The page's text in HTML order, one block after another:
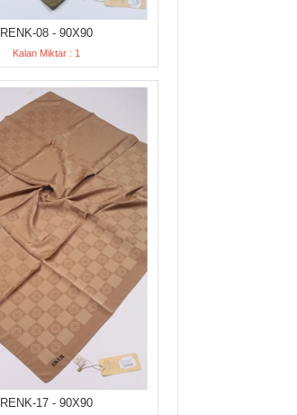
RENK-08 - 90X90
Kalan Miktar : 1
RENK-17 - 90X90